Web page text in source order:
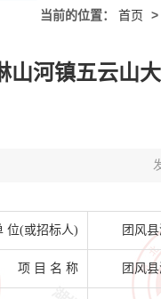
当前的位置： 首页 >
山河镇五云山
位(或招标人) 团风
项 目 名 称 团风